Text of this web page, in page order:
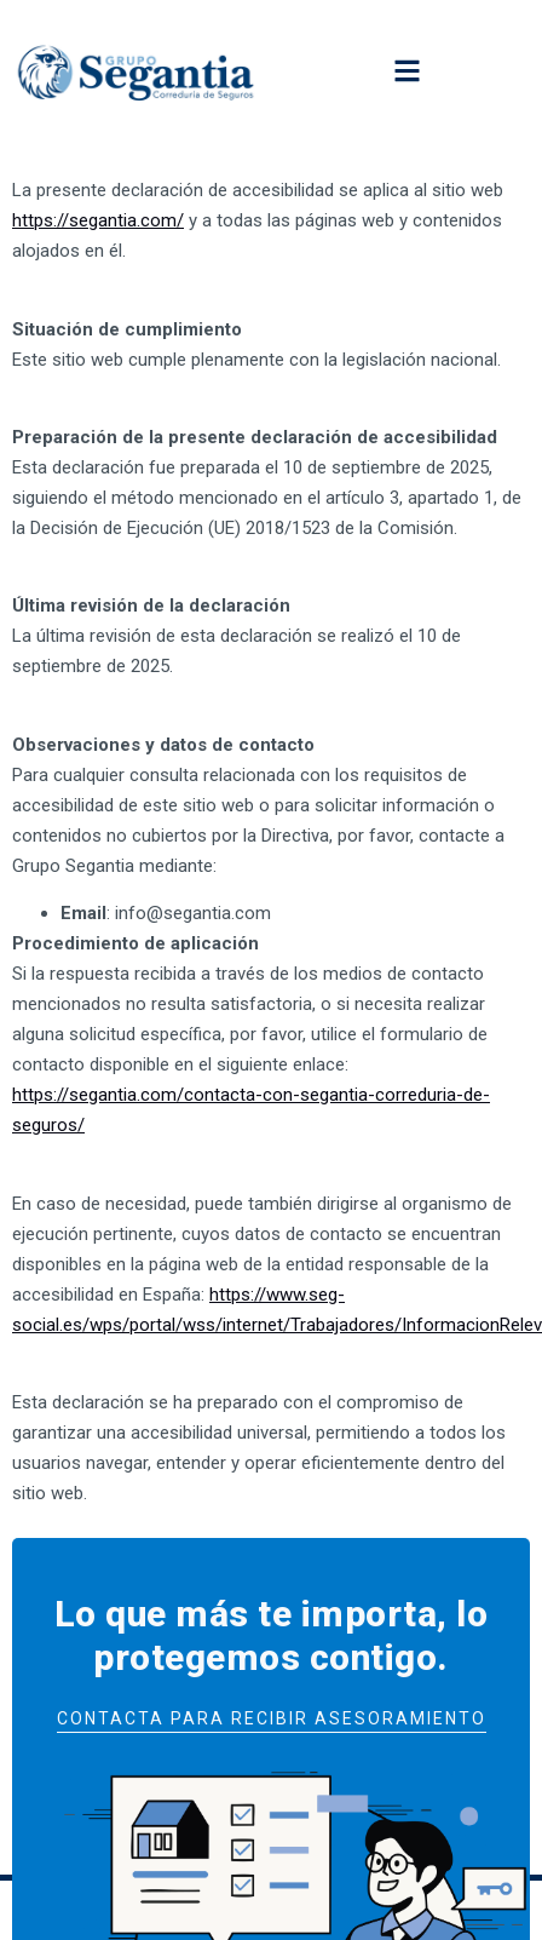
La presente declaración de accesibilidad se aplica al sitio web
https://segantia.com/ y a todas las páginas web y contenidos
alojados en él.
Situación de cumplimiento
Este sitio web cumple plenamente con la legislación nacional.
Preparación de la presente declaración de accesibilidad
Esta declaración fue preparada el 10 de septiembre de 2025,
siguiendo el método mencionado en el artículo 3, apartado 1, de
la Decisión de Ejecución (UE) 2018/1523 de la Comisión.
Última revisión de la declaración
La última revisión de esta declaración se realizó el 10 de
septiembre de 2025.
Observaciones y datos de contacto
Para cualquier consulta relacionada con los requisitos de
accesibilidad de este sitio web o para solicitar información o
contenidos no cubiertos por la Directiva, por favor, contacte a
Grupo Segantia mediante:
Email: info@segantia.com
Procedimiento de aplicación
Si la respuesta recibida a través de los medios de contacto
mencionados no resulta satisfactoria, o si necesita realizar
alguna solicitud específica, por favor, utilice el formulario de
contacto disponible en el siguiente enlace:
https://segantia.com/contacta-con-segantia-correduria-de-
seguros/
En caso de necesidad, puede también dirigirse al organismo de
ejecución pertinente, cuyos datos de contacto se encuentran
disponibles en la página web de la entidad responsable de la
accesibilidad en España: https://www.seg-
social.es/wps/portal/wss/internet/Trabajadores/
Esta declaración se ha preparado con el compromiso de
garantizar una accesibilidad universal, permitiendo a todos los
usuarios navegar, entender y operar eficientemente dentro del
sitio web.
Lo que más te importa, lo
protegemos contigo.
CONTACTA PARA RECIBIR ASESORAMIENTO